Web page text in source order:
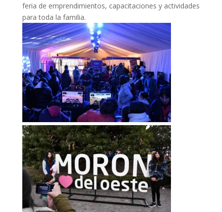
feria de emprendimientos, capacitaciones y actividades
para toda la familia.